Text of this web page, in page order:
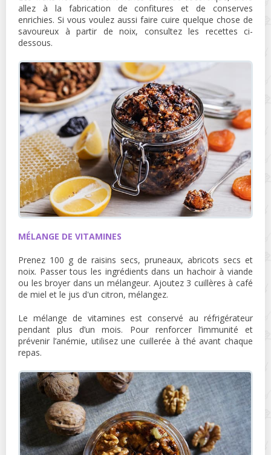
allez à la fabrication de confitures et de conserves
enrichies. Si vous voulez aussi faire cuire quelque chose de
savoureux à partir de noix, consultez les recettes ci-
dessous.
MÉLANGE DE VITAMINES
Prenez 100 g de raisins secs, pruneaux, abricots secs et
noix. Passer tous les ingrédients dans un hachoir à viande
ou les broyer dans un mélangeur. Ajoutez 3 cuillères à café
de miel et le jus d'un citron, mélangez.
Le mélange de vitamines est conservé au réfrigérateur
pendant plus d’un mois. Pour renforcer l’immunité et
prévenir l’anémie, utilisez une cuillerée à thé avant chaque
repas.